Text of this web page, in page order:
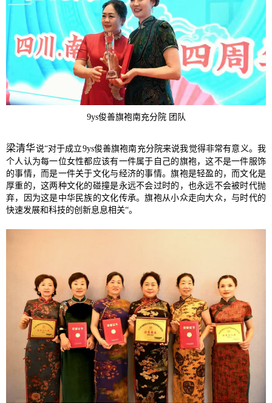
9ys俊善旗袍南充分院 团队
梁清华说“对于成立9ys俊善旗袍南充分院来说我觉得非常有意义。我
个人认为每一位女性都应该有一件属于自己的旗袍，这不是一件服饰
的事情，而是一件关于文化与经济的事情。旗袍是轻盈的，而文化是
厚重的，这两种文化的碰撞是永远不会过时的，也永远不会被时代抛
弃，因为这是中华民族的文化传承。旗袍从小众走向大众，与时代的
快速发展和科技的创新息息相关“。